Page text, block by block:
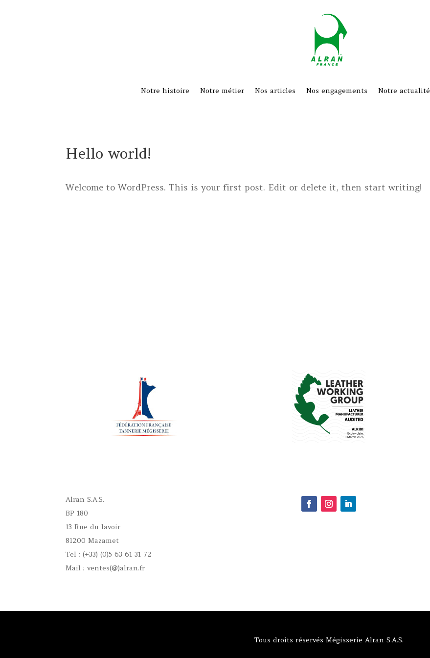
Notre histoire Notre métier Nos articles Nos engagements Notre actualité
Hello world!
Welcome to WordPress. This is your first post. Edit or delete it, then start writing!
Alran S.A.S.
BP 180
13 Rue du lavoir
81200 Mazamet
Tel : (+33) (0)5 63 61 31 72
Mail : ventes(@)alran.fr
Tous droits réservés Mégisserie Alran S.A.S.